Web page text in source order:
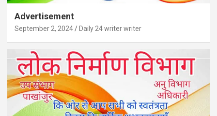
Advertisement
September 2, 2024 Daily 24 writer writer